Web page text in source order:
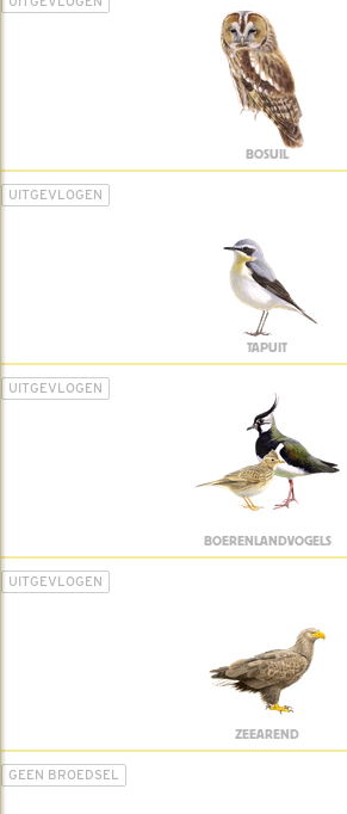
BOSUIL
UITGEVLOGEN
TAPUIT
UITGEVLOGEN
BOERENLANDVOGELS
UITGEVLOGEN
ZEEAREND
GEEN BROEDSEL